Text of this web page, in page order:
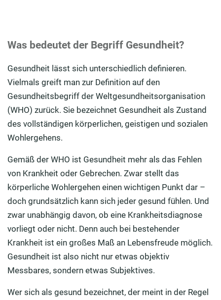
Was bedeutet der Begriff Gesundheit?
Gesundheit lässt sich unterschiedlich definieren.
Vielmals greift man zur Definition auf den
Gesundheitsbegriff der Weltgesundheitsorganisation
(WHO) zurück. Sie bezeichnet Gesundheit als Zustand
des vollständigen körperlichen, geistigen und sozialen
Wohlergehens.
Gemäß der WHO ist Gesundheit mehr als das Fehlen
von Krankheit oder Gebrechen. Zwar stellt das
körperliche Wohlergehen einen wichtigen Punkt dar –
doch grundsätzlich kann sich jeder gesund fühlen. Und
zwar unabhängig davon, ob eine Krankheitsdiagnose
vorliegt oder nicht. Denn auch bei bestehender
Krankheit ist ein großes Maß an Lebensfreude möglich.
Gesundheit ist also nicht nur etwas objektiv
Messbares, sondern etwas Subjektives.
Wer sich als gesund bezeichnet, der meint in der Regel